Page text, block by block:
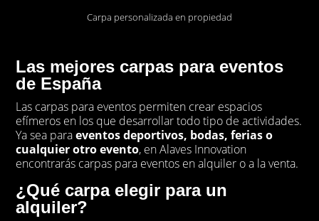
Carpa personalizada en propiedad
Las mejores carpas para eventos
de España
Las carpas para eventos permiten crear espacios
efímeros en los que desarrollar todo tipo de actividades.
Ya sea paraeventos deportivos, bodas, ferias o
cualquier otro evento, en Alaves Innovation
encontrarás carpas para eventos en alquiler o a la venta.
¿Qué carpa elegir para un
alquiler?